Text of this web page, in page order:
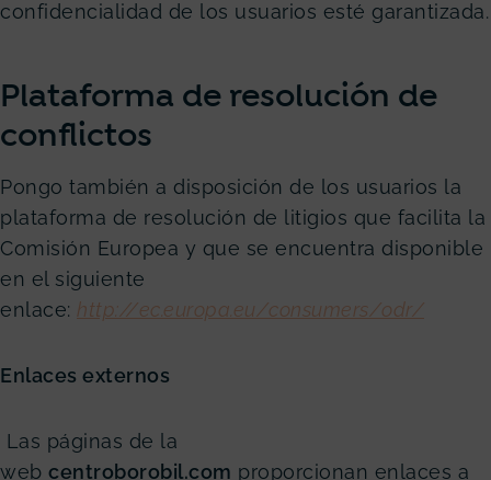
confidencialidad de los usuarios esté garantizada.
Plataforma de resolución de
conflictos
Pongo también a disposición de los usuarios la
plataforma de resolución de litigios que facilita la
Comisión Europea y que se encuentra disponible
en el siguiente
enlace: http://ec.europa.eu/consumers/odr/
Enlaces externos
Las páginas de la
web centroborobil.com proporcionan enlaces a